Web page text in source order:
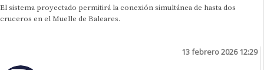
El sistema proyectado permitirá la conexión simultánea de hasta dos
cruceros en el Muelle de Baleares.
13 febrero 2026 12:29